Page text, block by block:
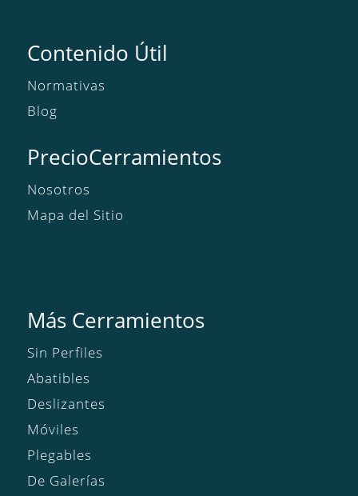
Contenido Útil
Normativas
Blog
PrecioCerramientos
Nosotros
Mapa del Sitio
Más Cerramientos
Sin Perfiles
Abatibles
Deslizantes
Móviles
Plegables
De Galerías